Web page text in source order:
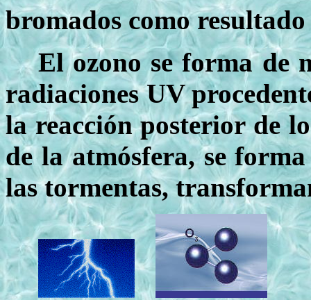
bromados como
El ozono se forma de
radiaciones UV
la reacción posterior de
de la atmósfera, se
las tormentas,